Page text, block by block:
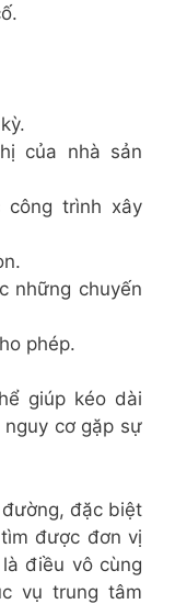
của nhà sản
công trình xây
những chuyến
phép.
giúp kéo dài
cơ gặp sự
đặc biệt
được đơn vị
điều vô cùng
vụ trung tâm